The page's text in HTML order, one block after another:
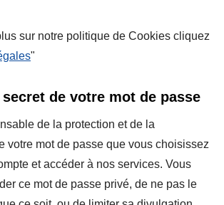
sur notre politique de Cookies cliquez
"
de votre mot de passe
de la protection et de la
votre mot de passe que vous choisissez
et accéder à nos services. Vous
ce mot de passe privé, de ne pas le